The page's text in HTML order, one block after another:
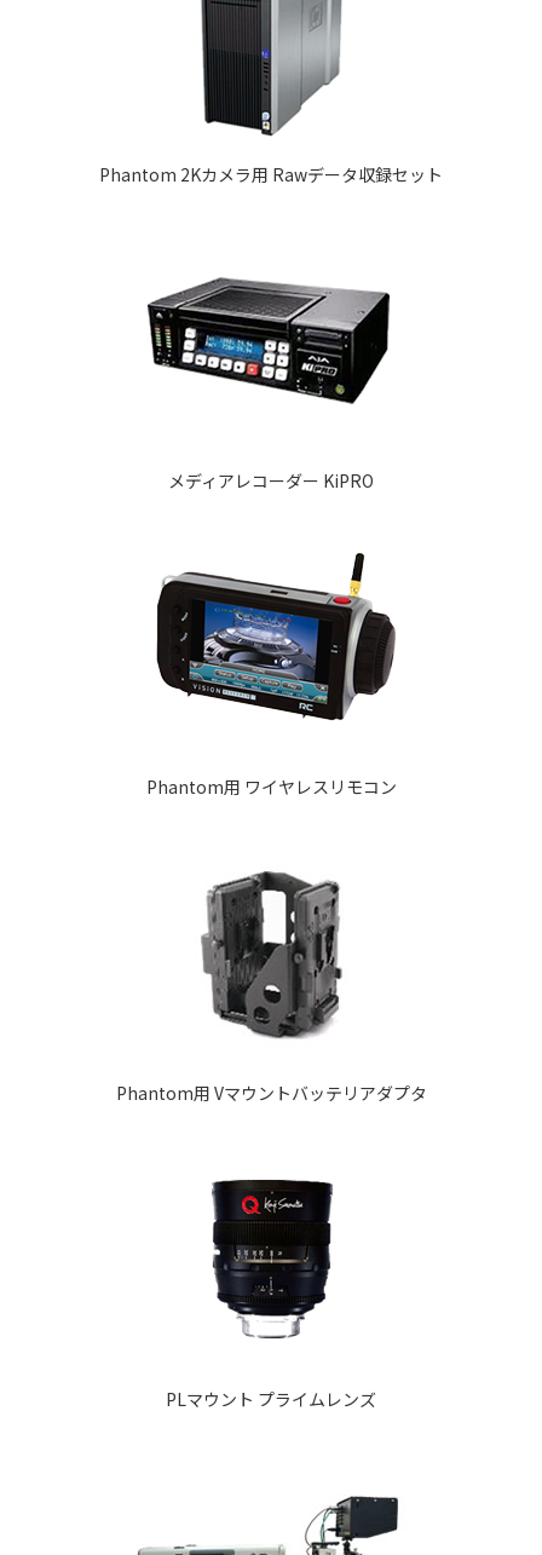
Phantom 2Kカメラ用 Rawデータ収録セット
メディアレコーダー KiPRO
Phantom用 ワイヤレスリモコン
Phantom用 Vマウントバッテリアダプタ
PLマウント プライムレンズ